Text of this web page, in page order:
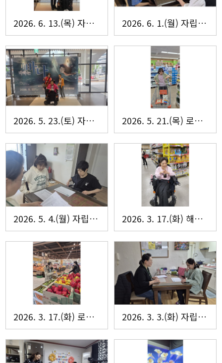
2026. 6. 13.(목) 자립생활주택 로그인·해내리홈 문화체험 2026. 6. 1.(월) 자립생활주택 로그인·해내리홈 입주자 회의
2026. 5. 23.(토) 자립생활주택 로그인·해내리홈 문화체험 2026. 5. 21.(목) 로그인·해내리홈 요리실습
2026. 5. 4.(월) 자립생활주택 로그인˙해내리홈 입주자 회의 2026. 3. 17.(화) 해내리홈 요리실습
2026. 3. 17.(화) 로그인홈 요리실습 2026. 3. 3.(화) 자립생활주택 로그인·해내리홈 입주자 회의